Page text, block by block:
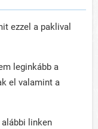
ezzel a paklival
leginkább a
el valamint a
linken